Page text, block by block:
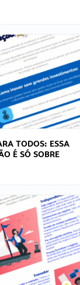
TODOS: ESSA
É SÓ SOBRE